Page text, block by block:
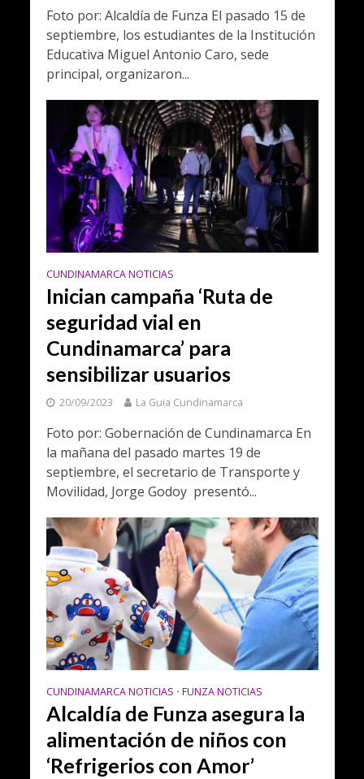
Foto por: Alcaldía de Funza El pasado 15 de
septiembre, los estudiantes de la Institución
Educativa Miguel Antonio Caro, sede
principal, organizaron...
CUNDINAMARCA NOTICIAS
Inician campaña ‘Ruta de
seguridad vial en
Cundinamarca’ para
sensibilizar usuarios
20/09/2023 La Guia Cundinamarca
Foto por: Gobernación de Cundinamarca En
la mañana del pasado martes 19 de
septiembre, el secretario de Transporte y
Movilidad, Jorge Godoy presentó...
CUNDINAMARCA NOTICIAS • FUNZA NOTICIAS
Alcaldía de Funza asegura la
alimentación de niños con
‘Refrigerios con Amor’